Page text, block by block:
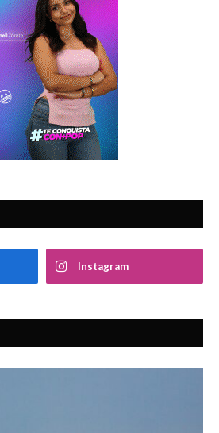
Instagram